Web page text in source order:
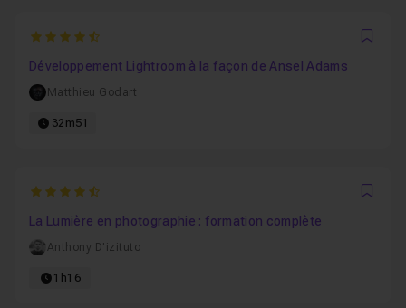
4.4857142857143
Développement Lightroom à la façon de Ansel Adams
Matthieu Godart
32m51
4.4375
La Lumière en photographie : formation complète
Anthony D'izituto
1h16